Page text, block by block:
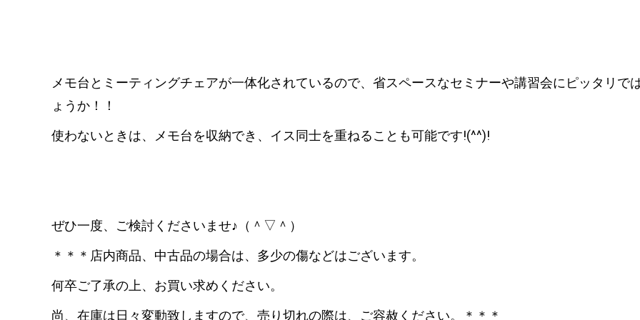
メモ台とミーティングチェアが一体化されているので、省スペースなセミナーや講習会にピッタリで
ょうか！！
使わないときは、メモ台を収納でき、イス同士を重ねることも可能です!(^^)!
ぜひ一度、ご検討くださいませ♪（＾▽＾）
＊＊＊店内商品、中古品の場合は、多少の傷などはございます。
何卒ご了承の上、お買い求めください。
尚、在庫は日々変動致しますので、売り切れの際は、ご容赦ください。＊＊＊